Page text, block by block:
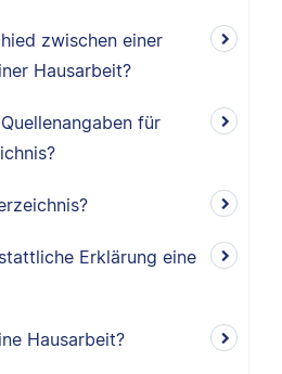
zwischen einer
Hausarbeit?
für
Erklärung eine
Hausarbeit?